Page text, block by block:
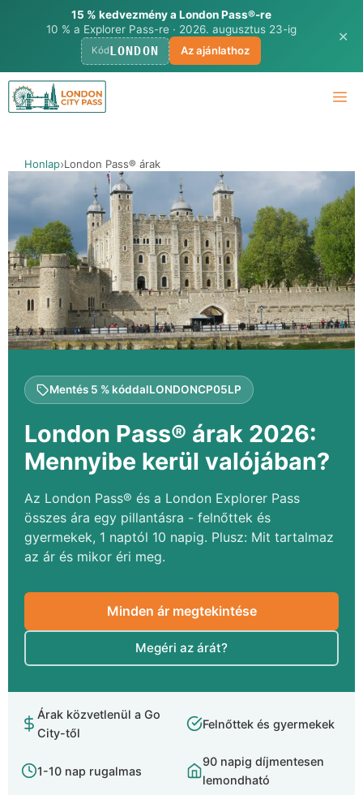
15 % kedvezmény a London Pass®-re
10 % a Explorer Pass-re · 2026. augusztus 23-ig
KódLONDON Az ajánlathoz
✕
Ugrás
Honlap London Pass® árak
Mentés 5 % kóddalLONDONCP05LP
London Pass® árak 2026:
Mennyibe kerül valójában?
Az London Pass® és a London Explorer Pass
összes ára egy pillantásra - felnőttek és
gyermekek, 1 naptól 10 napig. Plusz: Mit tartalmaz
az ár és mikor éri meg.
Minden ár megtekintése
Megéri az árát?
Árak közvetlenül a Go
City-től
Felnőttek és gyermekek
1-10 nap rugalmas
90 napig díjmentesen
lemondható